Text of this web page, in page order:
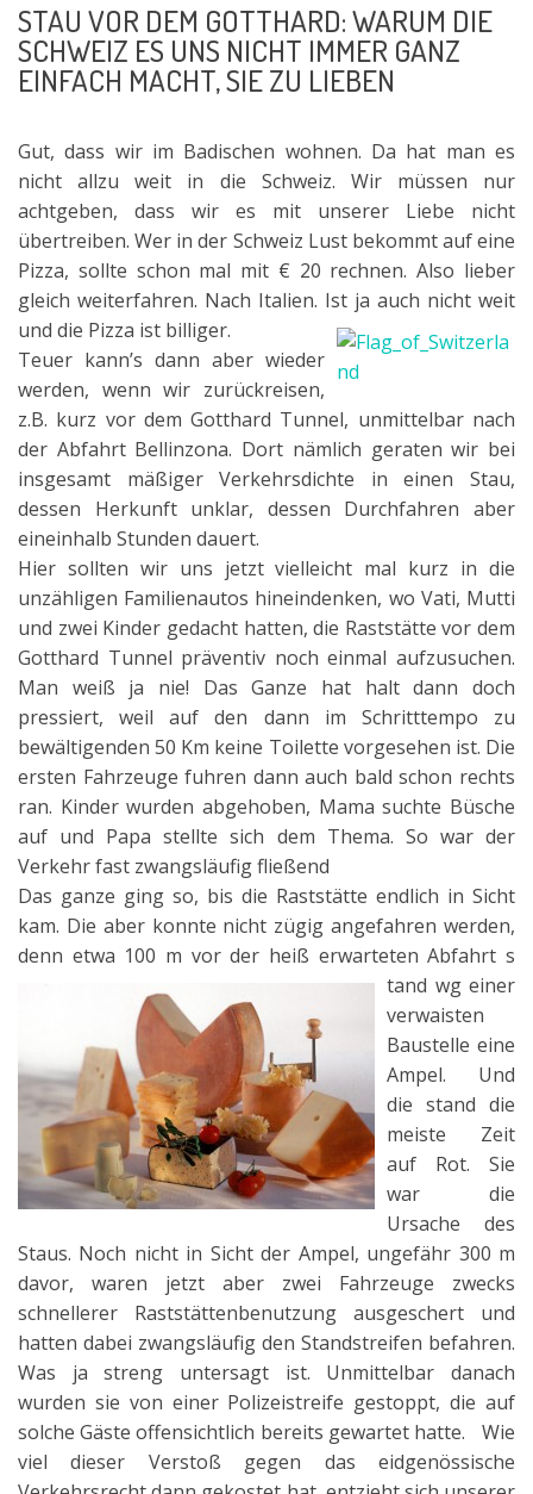
STAU VOR DEM GOTTHARD: WARUM DIE
SCHWEIZ ES UNS NICHT IMMER GANZ
EINFACH MACHT, SIE ZU LIEBEN
Gut, dass wir im Badischen wohnen. Da hat man es
nicht allzu weit in die Schweiz. Wir müssen nur
achtgeben, dass wir es mit unserer Liebe nicht
übertreiben. Wer in der Schweiz Lust bekommt auf eine
Pizza, sollte schon mal mit € 20 rechnen. Also lieber
gleich weiterfahren. Nach Italien. Ist ja auch nicht weit
und die Pizza ist billiger.
Teuer kann’s dann aber wieder
werden, wenn wir zurückreisen,
z.B. kurz vor dem Gotthard Tunnel, unmittelbar nach
der Abfahrt Bellinzona. Dort nämlich geraten wir bei
insgesamt mäßiger Verkehrsdichte in einen Stau,
dessen Herkunft unklar, dessen Durchfahren aber
eineinhalb Stunden dauert.
Hier sollten wir uns jetzt vielleicht mal kurz in die
unzähligen Familienautos hineindenken, wo Vati, Mutti
und zwei Kinder gedacht hatten, die Raststätte vor dem
Gotthard Tunnel präventiv noch einmal aufzusuchen.
Man weiß ja nie! Das Ganze hat halt dann doch
pressiert, weil auf den dann im Schritttempo zu
bewältigenden 50 Km keine Toilette vorgesehen ist. Die
ersten Fahrzeuge fuhren dann auch bald schon rechts
ran. Kinder wurden abgehoben, Mama suchte Büsche
auf und Papa stellte sich dem Thema. So war der
Verkehr fast zwangsläufig fließend
Das ganze ging so, bis die Raststätte endlich in Sicht
kam. Die aber konnte nicht zügig angefahren werden,
denn etwa 100 m vor der heiß erwarteten Abfahrt s
tand wg einer
verwaisten
Baustelle eine
Ampel. Und
die stand die
meiste Zeit
auf Rot. Sie
war die
Ursache des
Staus. Noch nicht in Sicht der Ampel, ungefähr 300 m
davor, waren jetzt aber zwei Fahrzeuge zwecks
schnellerer Raststättenbenutzung ausgeschert und
hatten dabei zwangsläufig den Standstreifen befahren.
Was ja streng untersagt ist. Unmittelbar danach
wurden sie von einer Polizeistreife gestoppt, die auf
solche Gäste offensichtlich bereits gewartet hatte. Wie
viel dieser Verstoß gegen das eidgenössische